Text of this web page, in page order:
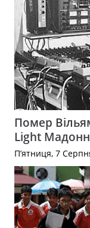
Помер
Light
П’ятниця, 7